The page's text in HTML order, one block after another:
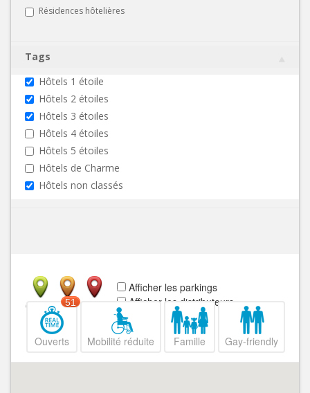
Résidences hôtelières
Tags
Hôtels 1 étoile
Hôtels 2 étoiles
Hôtels 3 étoiles
Hôtels 4 étoiles
Hôtels 5 étoiles
Hôtels de Charme
Hôtels non classés
Afficher les parkings
Afficher les distributeurs
Ouvert
Ouverts
51
Mobilité réduite Famille Gay-friendly